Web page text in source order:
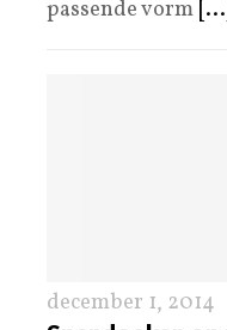
passende vorm
december 1, 2014